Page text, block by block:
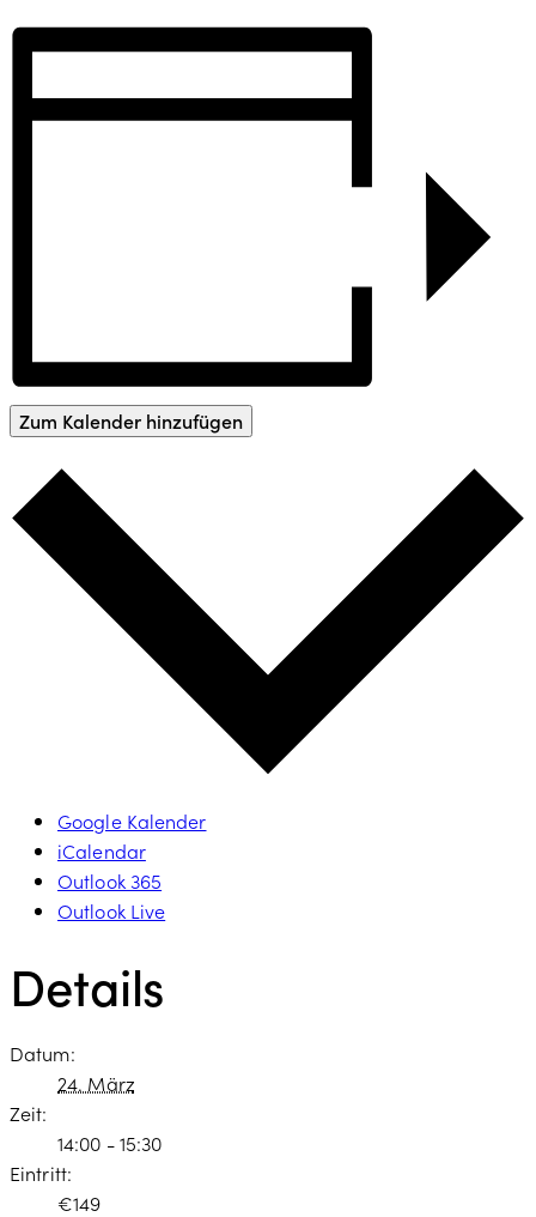
Zum Kalender hinzufügen
Google Kalender
iCalendar
Outlook 365
Outlook Live
Details
Datum:
24. März
Zeit:
14:00 - 15:30
Eintritt:
€149